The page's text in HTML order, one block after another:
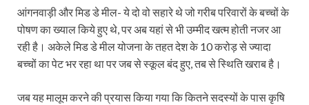
आंगनवाड़ी और मिड डे मील- ये दो वो सहारे थे जो गरीब परिवारों के बच्चों के
पोषण का ख्याल किये हुए थे, पर अब यहां से भी उम्मीद खत्म होती नजर आ
रही है। अकेले मिड डे मील योजना के तहत देश के 10 करोड़ से ज्यादा
बच्चों का पेट भर रहा था पर जब से स्कूल बंद हुए, तब से स्थिति खराब है।
जब यह मालूम करने की प्रयास किया गया कि कितने सदस्यों के पास कृषि